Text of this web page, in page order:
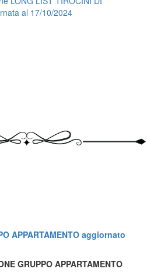
al 17/10/2024
APPARTAMENTO aggiornato
GRUPPO APPARTAMENTO